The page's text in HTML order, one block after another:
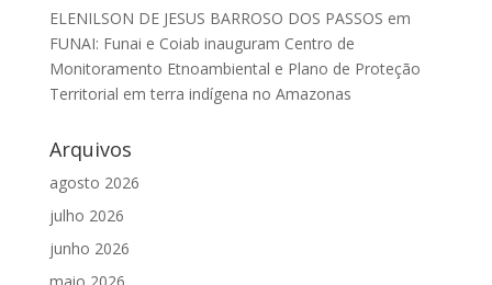
ELENILSON DE JESUS BARROSO DOS PASSOS em
FUNAI: Funai e Coiab inauguram Centro de
Monitoramento Etnoambiental e Plano de Proteção
Territorial em terra indígena no Amazonas
Arquivos
agosto 2026
julho 2026
junho 2026